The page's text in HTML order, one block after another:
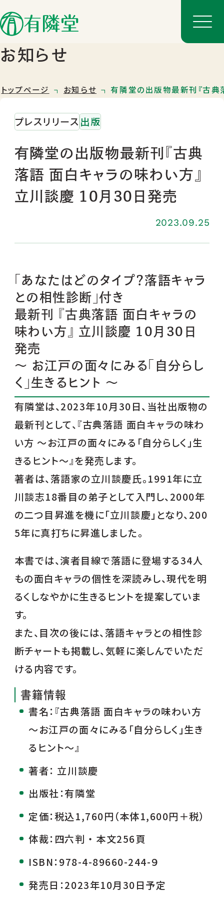
店舗一覧
店舗のご案内
お知らせ
トップページ お知らせ 有隣堂の出版物最新刊『古
プレスリリース出版
有隣堂の出版物最新刊『古典
落語 面白キャラの味わい方』
立川談慶 10月30日発売
2023.09.25
「あなたはどのタイプ？落語キャラ
との相性診断」付き
最新刊 『古典落語 面白キャラの
味わい方』 立川談慶 10月30日
発売
～ お江戸の面々にみる「自分らし
く」生きるヒント ～
有隣堂は、2023年10月30日、当社出版物の
最新刊として、『古典落語 面白キャラの味わ
い方 ～お江戸の面々にみる「自分らしく」生
きるヒント～』を発売します。
著者は、落語家の立川談慶氏。1991年に立
川談志18番目の弟子として入門し、2000年
の二つ目昇進を機に「立川談慶」となり、200
5年に真打ちに昇進しました。
本書では、演者目線で落語に登場する34人
もの面白キャラの個性を深読みし、現代を明
るくしなやかに生きるヒントを提案していま
す。
また、目次の後には、落語キャラとの相性診
断チャートも掲載し、気軽に楽しんでいただ
ける内容です。
書籍情報
書名：『古典落語 面白キャラの味わい方
～お江戸の面々にみる「自分らしく」生き
るヒント～』
著者： 立川談慶
出版社：有隣堂
定価：税込1,760円（本体1,600円＋税）
体裁：四六判 ・ 本文256頁
ISBN：978-4-89660-244-９
発売日：2023年10月30日予定